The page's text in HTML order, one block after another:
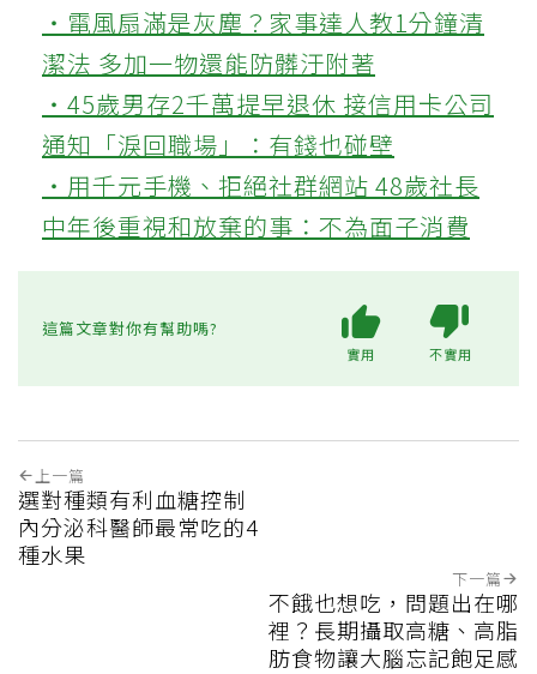
‧電風扇滿是灰塵？家事達人教1分鐘清
潔法 多加一物還能防髒汙附著
‧45歲男存2千萬提早退休 接信用卡公司
通知「淚回職場」：有錢也碰壁
‧用千元手機、拒絕社群網站 48歲社長
中年後重視和放棄的事：不為面子消費
這篇文章對你有幫助嗎?
實用 不實用
上一篇
選對種類有利血糖控制
內分泌科醫師最常吃的4
種水果
下一篇
不餓也想吃，問題出在哪
裡？長期攝取高糖、高脂
肪食物讓大腦忘記飽足感